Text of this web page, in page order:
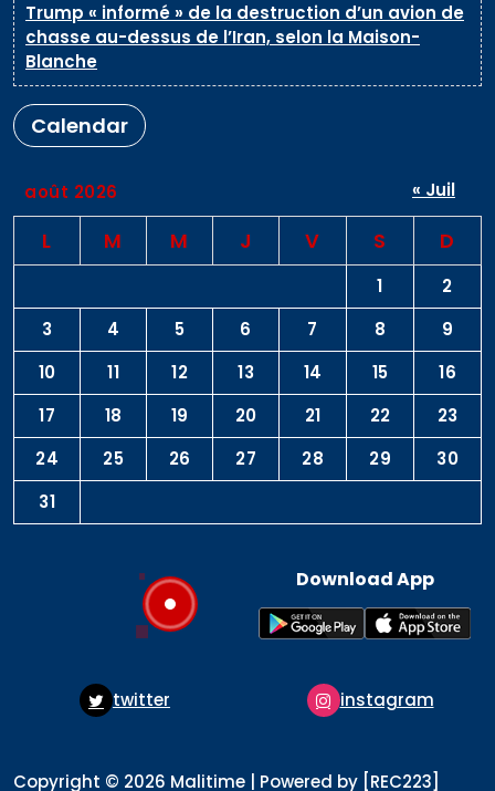
Trump « informé » de la destruction d’un avion de
chasse au-dessus de l’Iran, selon la Maison-
Blanche
Calendar
août 2026
L M M J V S D
1
2
3
4 5 6 7 8
9
10
11 12 13 14 15
16
17
18 19 20 21 22
23
24
25 26 27 28 29
30
31
« Juil
Download App
instagram
Copyright © 2026 Malitime | Powered by [REC223]